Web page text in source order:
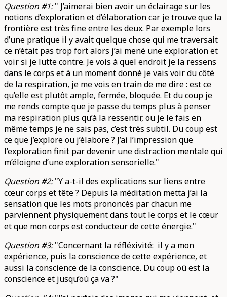
Question #1:" J’aimerai bien avoir un éclairage sur les
notions d’exploration et d’élaboration car je trouve que la
frontière est très fine entre les deux. Par exemple lors
d’une pratique il y avait quelque chose qui me traversait
ce n’était pas trop fort alors j’ai mené une exploration et
voir si je lutte contre. Je vois à quel endroit je la ressens
dans le corps et à un moment donné je vais voir du côté
de la respiration, je me vois en train de me dire : est ce
qu’elle est plutôt ample, fermée, bloquée. Et du coup je
me rends compte que je passe du temps plus à penser
ma respiration plus qu’à la ressentir, ou je le fais en
même temps je ne sais pas, c’est très subtil. Du coup est
ce que j’explore ou j’élabore ? J’ai l’impression que
l’exploration finit par devenir une distraction mentale qui
m’éloigne d’une exploration sensorielle."
Question #2:"Y a-t-il des explications sur liens entre
cœur corps et tête ? Depuis la méditation metta j’ai la
sensation que les mots prononcés par chacun me
parviennent physiquement dans tout le corps et le cœur
et que mon corps est conducteur de cette énergie."
Question #3:"Concernant la réfléxivité: il y a mon
expérience, puis la conscience de cette expérience, et
aussi la conscience de la conscience. Du coup où est la
conscience et jusqu’où ça va ?"